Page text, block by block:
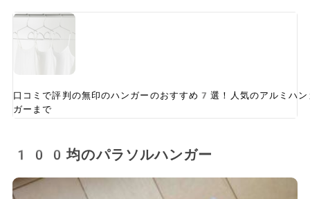
口コミで評判の無印のハンガーのおすすめ7選！人気のアルミハ
ガーまで
100均のパラソルハンガー